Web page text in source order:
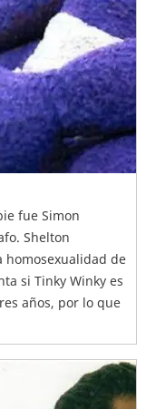
fue Simon
Shelton
homosexualidad de
si Tinky Winky es
años, por lo que